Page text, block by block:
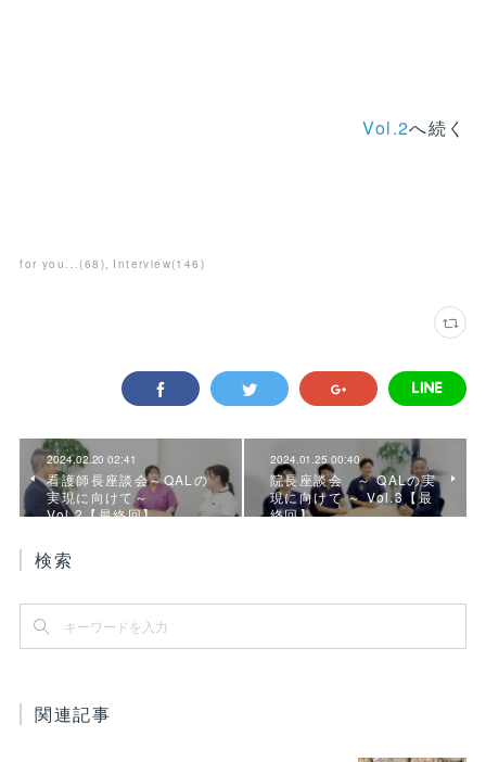
Vol.2へ続く
for you... (68 ) Interview(146 )
2024.02.20 02:41
看護師長座談会～QALの
実現に向けて～
Vol.2【最終回】
2024.01.25 00:40
院長座談会 ～ QALの実
現に向けて ～ Vol.3【最
終回】
検索
関連記事